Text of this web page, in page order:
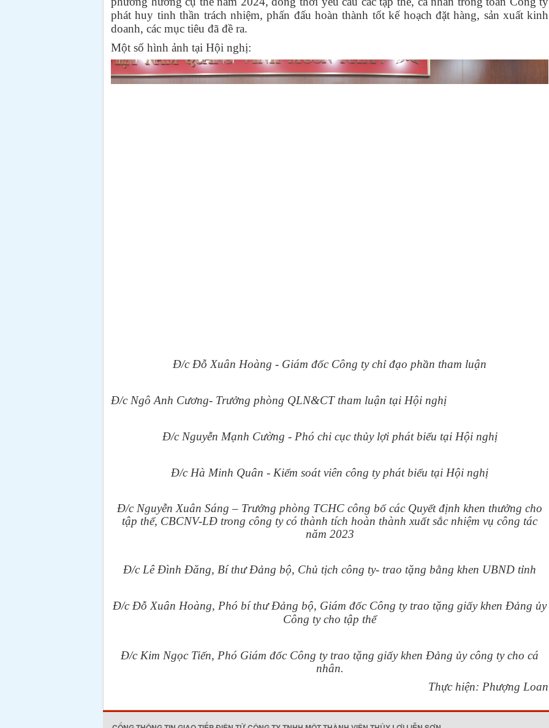
phát huy tinh thần trách nhiệm, phấn đấu hoàn thành tốt kế hoạch đặt hàng, sản xuất kinh
doanh, các mục tiêu đã đề ra.
Một số hình ảnh tại Hội nghị:
Đ/c Đỗ Xuân Hoàng - Giám đốc Công ty chỉ đạo phần tham luận
Đ/c Ngô Anh Cương- Trưởng phòng QLN&CT tham luận tại Hội nghị
Đ/c Nguyễn Mạnh Cường - Phó chi cục thủy lợi phát biểu tại Hội nghị
Đ/c Hà Minh Quân - Kiểm soát viên công ty phát biểu tại Hội nghị
Đ/c Nguyễn Xuân Sáng – Trưởng phòng TCHC công bố các Quyết định khen thưởng cho
tập thể, CBCNV-LĐ trong công ty có thành tích hoàn thành xuất sắc nhiệm vụ công tác
năm 2023
Đ/c Lê Đình Đăng, Bí thư Đảng bộ, Chủ tịch công ty- trao tặng bằng khen UBND tỉnh
Đ/c Đỗ Xuân Hoàng, Phó bí thư Đảng bộ, Giám đốc Công ty trao tặng giấy khen Đảng ủy
Công ty cho tập thể
Đ/c Kim Ngọc Tiến, Phó Giám đốc Công ty trao tặng giấy khen Đảng ủy công ty cho cá
nhân.
Thực hiện: Phượng Loan